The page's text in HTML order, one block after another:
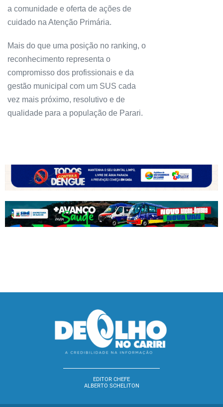
a comunidade e oferta de ações de
cuidado na Atenção Primária.
Mais do que uma posição no ranking, o
reconhecimento representa o
compromisso dos profissionais e da
gestão municipal com um SUS cada
vez mais próximo, resolutivo e de
qualidade para a população de Parari.
EDITOR CHEFE
ALBERTO SCHELITON